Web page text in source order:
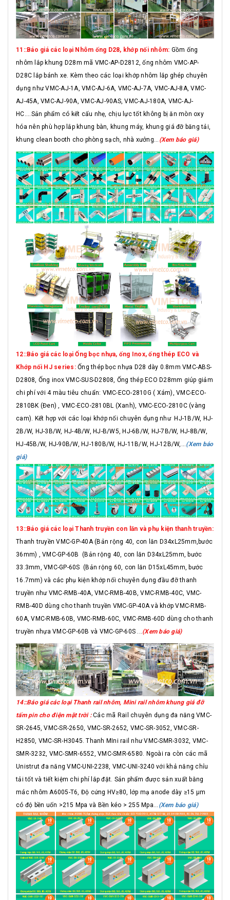
11::Báo giá các loại Nhôm ống D28, khớp nối nhôm: Gồm ống
nhôm lắp khung D28m mã VMC-AP-D2812, ống nhôm VMC-AP-
D28C lắp bánh xe. Kèm theo các loại khớp nhôm lắp ghép chuyên
dụng như VMC-AJ-1A, VMC-AJ-6A, VMC-AJ-7A, VMC-AJ-8A, VMC-
AJ-45A, VMC-AJ-90A, VMC-AJ-90AS, VMC-AJ-180A, VMC-AJ-
HC....Sản phẩm có kết cấu nhẹ, chịu lực tốt không bị ăn mòn oxy
hóa nên phù hợp lắp khung bàn, khung máy, khung giá đỡ băng tải,
khung clean booth cho phòng sạch, nhà xưởng... (Xem báo giá)
12::Báo giá các loại Ống bọc nhựa, ống Inox, ống thép ECO và
Khớp nối HJ series:Ống thép bọc nhựa D28 dày 0.8mm VMC-ABS-
D2808, Ống inox VMC-SUS-D2808, Ống thép ECO D28mm giúp giảm
chi phí với 4 màu tiêu chuẩn: VMC-ECO-2810G ( Xám), VMC-ECO-
2810BK (Đen) , VMC-ECO-2810BL (Xanh), VMC-ECO-2810C (vàng
cam). Kết hợp với các loại khớp nối chuyên dụng như HJ-1B/W, HJ-
2B/W, HJ-3B/W, HJ-4B/W, HJ-B/W5, HJ-6B/W, HJ-7B/W, HJ-8B/W,
HJ-45B/W, HJ-90B/W, HJ-180B/W, HJ-11B/W, HJ-12B/W,... (Xem báo
giá)
13::Báo giá các loại Thanh truyền con lăn và phụ kiện thanh truyền:
Thanh truyền VMC-GP-40A (Bản rộng 40, con lăn D34xL25mm,bước
36mm) , VMC-GP-60B (Bản rộng 40, con lăn D34xL25mm, bước
33.3mm, VMC-GP-60S (Bản rộng 60, con lăn D15xL45mm, bước
16.7mm) và các phụ kiện khớp nối chuyên dụng đầu đỡ thanh
truyền như VMC-RMB-40A, VMC-RMB-40B, VMC-RMB-40C, VMC-
RMB-40D dùng cho thanh truyền VMC-GP-40A và khớp VMC-RMB-
60A, VMC-RMB-60B, VMC-RMB-60C, VMC-RMB-60D dùng cho thanh
truyền nhựa VMC-GP-60B và VMC-GP-60S ... (Xem báo giá)
14::Báo giá các loại Thanh rail nhôm, Mini rail nhôm khung giá đỡ
tấm pin cho điện mặt trời :Các mã Rail chuyên dụng đa năng VMC-
SR-2645, VMC-SR-2650, VMC-SR-2652, VMC-SR-3052, VMC-SR-
H2850, VMC-SR-H3045. Thanh MIni rail như VMC-SMR-3032, VMC-
SMR-3232, VMC-SMR-6552, VMC-SMR-6580. Ngoài ra còn các mã
Unistrut đa năng VMC-UNI-2238, VMC-UNI-3240 với khả năng chỉu
tải tốt và tiết kiệm chi phí lắp đặt. Sản phẩm được sản xuất bằng
mác nhôm A6005-T6, Độ cứng HV≥80, lớp mạ anode dày ≥15 μm
có độ bền uốn >215 Mpa và Bền kéo > 255 Mpa...
(Xem báo giá)